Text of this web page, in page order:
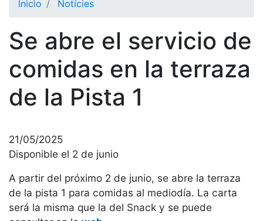
Historia
Nuestra
historia
Cronología
Presidentes
Junta
Comisiones
y comités
Estructura
Inicio Notícies
Se abre el servicio de
comidas en la terraza
de la Pista 1
21/05/2025
Disponible el 2 de junio
A partir del próximo 2 de junio, se abre la terraza
de la pista 1 para comidas al mediodía. La carta
será la misma que la del Snack y se puede